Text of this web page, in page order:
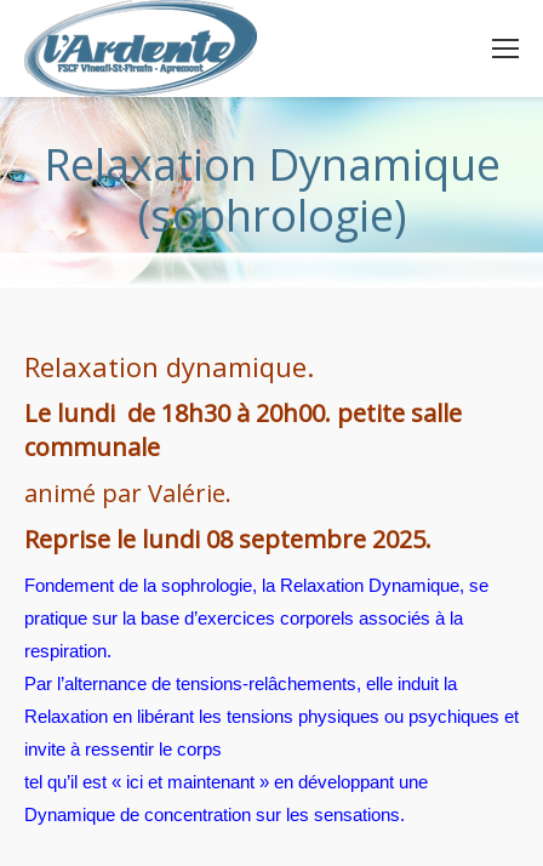
Relaxation Dynamique
(sophrologie)
Relaxation dynamique.
Le lundi de 18h30 à 20h00. petite salle
communale
animé par Valérie.
Reprise le lundi 08 septembre 2025.
Fondement de la sophrologie, la Relaxation Dynamique, se
pratique sur la base d’exercices corporels associés à la
respiration.
Par l’alternance de tensions-relâchements, elle induit la
Relaxation en libérant les tensions physiques ou psychiques et
invite à ressentir le corps
tel qu’il est « ici et maintenant » en développant une
Dynamique de concentration sur les sensations.